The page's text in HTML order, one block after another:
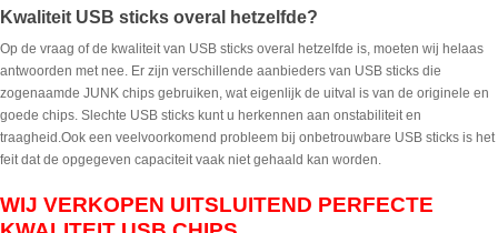
Kwaliteit USB sticks overal hetzelfde?
Op de vraag of de kwaliteit van USB sticks overal hetzelfde is, moeten wij helaas
antwoorden met nee. Er zijn verschillende aanbieders van USB sticks die
zogenaamde JUNK chips gebruiken, wat eigenlijk de uitval is van de originele en
goede chips. Slechte USB sticks kunt u herkennen aan onstabiliteit en
traagheid.Ook een veelvoorkomend probleem bij onbetrouwbare USB sticks is het
feit dat de opgegeven capaciteit vaak niet gehaald kan worden.
WIJ VERKOPEN UITSLUITEND PERFECTE